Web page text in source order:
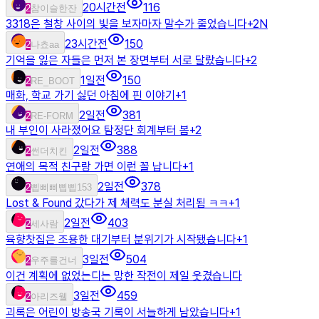
2참이슬한잔 20시간전
116
3318은 철창 사이의 빛을 보자마자 말수가 줄었습니다+2 N
2나쵸aa 23시간전
150
기억을 잃은 자들은 먼저 본 장면부터 서로 달랐습니다+2
2RE_BOOT 1일전
150
매화, 학교 가기 싫던 아침에 핀 이야기 +1
2RE-FORM 2일전
381
내 부인이 사라졌어요 탐정단 회계부터 봄+2
2썬더치킨 2일전
388
연애의 목적 친구랑 가면 이런 꼴 납니다+1
2삡삐삐삡삡153 2일전
378
Lost & Found 갔다가 제 체력도 분실 처리됨 ㅋㅋ+1
2세사람 2일전
403
육향찻집은 조용한 대기부터 분위기가 시작됐습니다+1
2우주를건너 3일전
504
이건 계획에 없었는디는 망한 작전이 제일 웃겼습니다
2아리즈웰 3일전
459
괴록은 어린이 방송국 기록이 서늘하게 남았습니다+1